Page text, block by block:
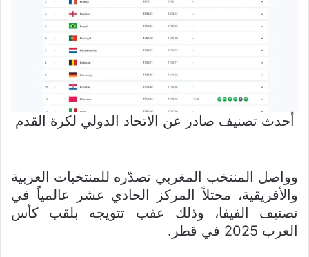
أحدث تصنيف صادر عن الاتحاد الدولي لكرة القدم
وواصل المنتخب المغربي تصدّره للمنتخبات العربية
والأفريقية، محتلاً المركز الحادي عشر عالمياً في
تصنيف الفيفا، وذلك عقب تتويجه بلقب كأس
العرب 2025 في قطر.